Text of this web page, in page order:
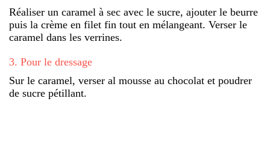
Réaliser un caramel à sec avec le sucre, ajouter le beurre
puis la crème en filet fin tout en mélangeant. Verser le
caramel dans les verrines.
3. Pour le dressage
Sur le caramel, verser al mousse au chocolat et poudrer
de sucre pétillant.